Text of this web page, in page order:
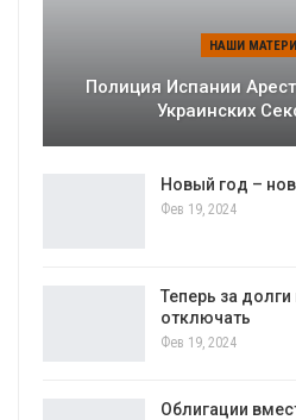
НАШИ
Полиция Испании
Украинских
Новый год –
Фев 19, 2024
Теперь за
отключать
Фев 19, 2024
Облигации